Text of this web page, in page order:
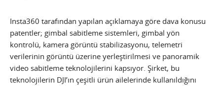
Insta360 tarafından yapılan açıklamaya göre dava konusu
patentler; gimbal sabitleme sistemleri, gimbal yön
kontrolü, kamera görüntü stabilizasyonu, telemetri
verilerinin görüntü üzerine yerleştirilmesi ve panoramik
video sabitleme teknolojilerini kapsıyor. Şirket, bu
teknolojilerin DJI’ın çeşitli ürün ailelerinde kullanıldığını